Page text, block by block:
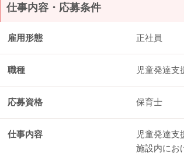
仕事内容・応募条件
雇用形態 正社員
職種 児童発達支
応募資格 保育士
仕事内容
児童発達支
施設内にお